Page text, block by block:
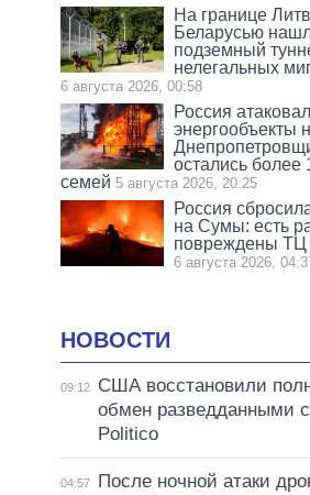
На границе
Беларусью
подземный
нелегальных
6 августа 2026, 00:58
Россия
энергообъекты
остались более
семей 5 августа 2026, 20:25
Россия
на Сумы: есть
повреждены ТЦ
6 августа 2026,
НОВОСТИ
09:12
США восстановили
обмен разведданными
Politico
04:57
После ночной атаки